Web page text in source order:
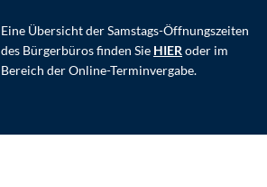
Eine Übersicht der Samstags-Öffnungszeiten
des Bürgerbüros finden Sie HIER oder im
Bereich der Online-Terminvergabe.